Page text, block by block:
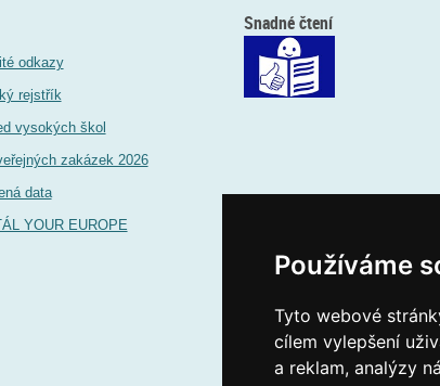
Používáme
Tyto webové
cílem vylepšení
a reklam, analýzy
odkazy
rejstřík
vysokých škol
zakázek 2026
data
YOUR EUROPE
Snadné čtení